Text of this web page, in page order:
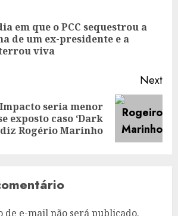
em que o PCC sequestrou a
de um ex-presidente e a
viva
Next
Impacto seria menor
exposto caso ‘Dark
diz Rogério Marinho
de e-mail não será publicado.